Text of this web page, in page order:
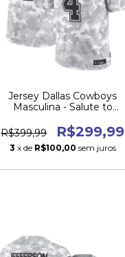
Jersey Dallas Cowboys
Masculina - Salute to
R$399,99
R$299,99
3 x de R$100,00 sem juros